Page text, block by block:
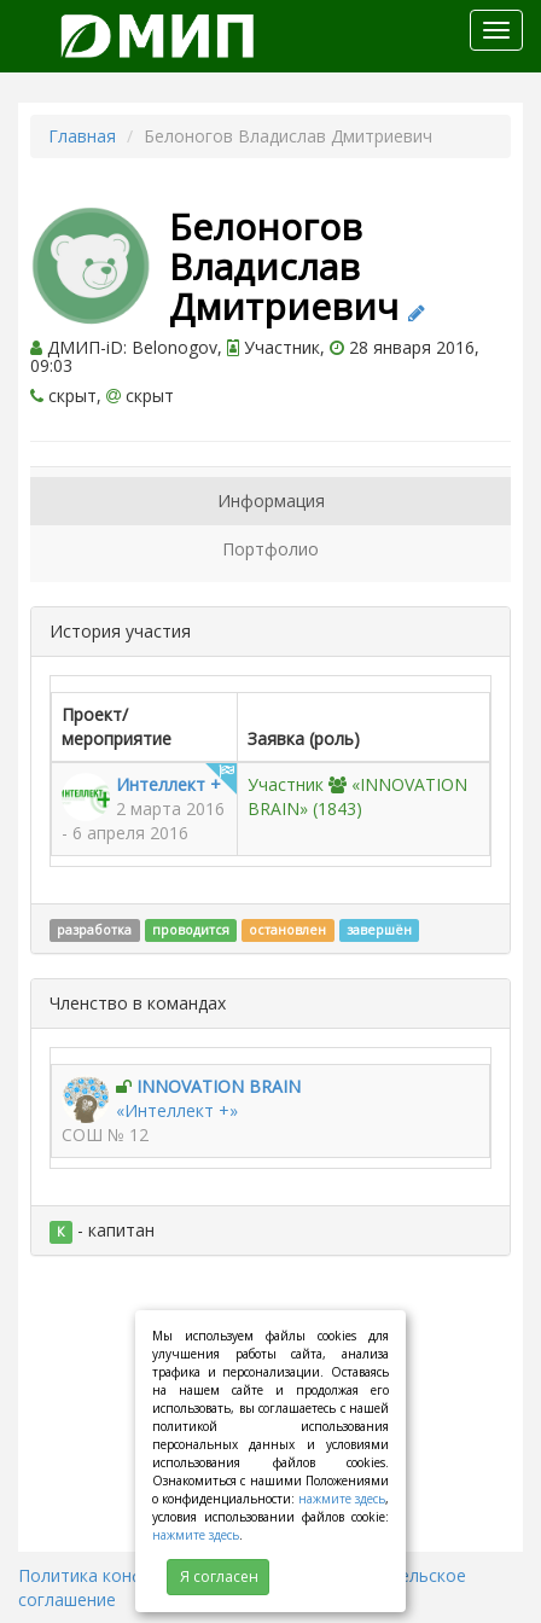
меню
Главная Белоногов Владислав Дмитриевич
Белоногов
Владислав
Дмитриевич
ДМИП-iD: Belonogov, Участник, 28 января 2016,
09:03
скрыт,
скрыт
Информация
Портфолио
История участия
Проект/
мероприятие
Заявка (роль)
Интеллект +
2 марта 2016
- 6 апреля 2016
Участник
«INNOVATION
BRAIN» (1843)
разработка проводится остановлен завершён
Членство в командах
INNOVATION BRAIN
«Интеллект +»
СОШ № 12
К - капитан
Политика конфиденциальности
Пользовательское
соглашение
Мы используем файлы cookies для
улучшения работы сайта, анализа
трафика и персонализации. Оставаясь
на нашем сайте и продолжая его
использовать, вы соглашаетесь с нашей
политикой использования
персональных данных и условиями
использования файлов cookies.
Ознакомиться с нашими Положениями
о конфиденциальности: нажмите здесь,
условия использовании файлов cookie:
нажмите здесь.
Я согласен